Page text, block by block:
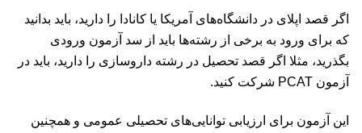
اگر قصد اپلای در دانشگاه‌های آمریکا یا کانادا را دارید، باید بدانید
که برای ورود به برخی از رشته‌ها باید از سد آزمون ورودی
بگذرید، مثلا اگر قصد تحصیل در رشته داروسازی را دارید، باید در
آزمون PCAT شرکت کنید.
این آزمون برای ارزیابی توانایی‌های تحصیلی عمومی و همچنین